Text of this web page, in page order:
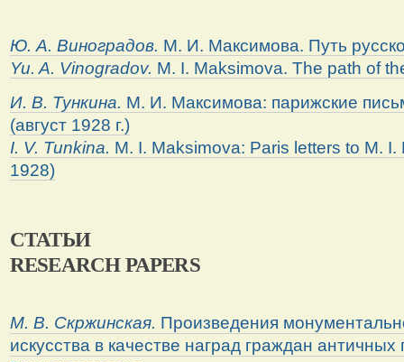
Ю. А. Виноградов. М. И. Максимова. Путь
Yu. A. Vinogradov. M. I. Maksimova. The path of
И. В. Тункина. М. И. Максимова: парижские
(август 1928 г.)
I. V. Tunkina. M. I. Maksimova: Paris letters to M.
1928)
СТАТЬИ
RESEARCH PAPERS
М. В. Скржинская. Произведения
искусства в качестве наград граждан античных